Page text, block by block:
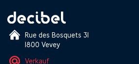
Rue des Bosquets 31
1800 Vevey
Verkauf